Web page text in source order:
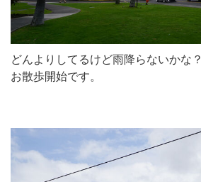
どんよりしてるけど雨降らないかな？
お散歩開始です。